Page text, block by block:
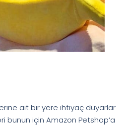
ait bir yere ihtiyaç duyarlar
bunun için Amazon Petshop’a